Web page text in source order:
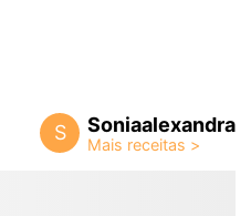
S Soniaalexandra